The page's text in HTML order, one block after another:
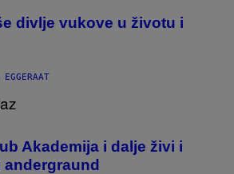
divlje vukove u životu i
EGGERAAT
Akademija i dalje živi i
andergraund